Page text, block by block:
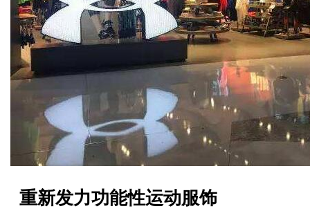
重新发力功能性运动服饰